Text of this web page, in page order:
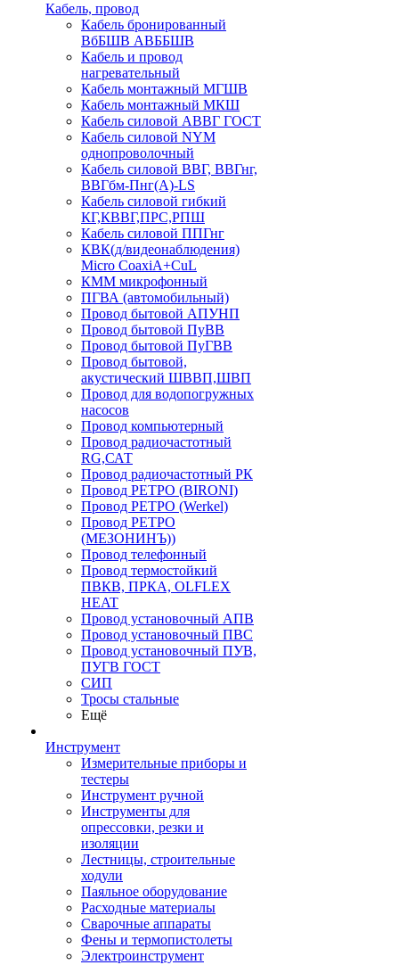
Кабель, провод
Кабель бронированный
ВбБШВ АВББШВ
Кабель и провод
нагревательный
Кабель монтажный МГШВ
Кабель монтажный МКШ
Кабель силовой АВВГ ГОСТ
Кабель силовой NYM
однопроволочный
Кабель силовой ВВГ, ВВГнг,
ВВГбм-Пнг(А)-LS
Кабель силовой гибкий
КГ,КВВГ,ПРС,РПШ
Кабель силовой ППГнг
КВК(д/видеонаблюдения)
Micro CoaxiA+CuL
КММ микрофонный
ПГВА (автомобильный)
Провод бытовой АПУНП
Провод бытовой ПуВВ
Провод бытовой ПуГВВ
Провод бытовой,
акустический ШВВП,ШВП
Провод для водопогружных
насосов
Провод компьютерный
Провод радиочастотный
RG,САТ
Провод радиочастотный РК
Провод РЕТРО (BIRONI)
Провод РЕТРО (Werkel)
Провод РЕТРО
(МЕЗОНИНЪ))
Провод телефонный
Провод термостойкий
ПВКВ, ПРКА, OLFLEX
HEAT
Провод установочный АПВ
Провод установочный ПВС
Провод установочный ПУВ,
ПУГВ ГОСТ
СИП
Тросы стальные
Ещё
Инструмент
Измерительные приборы и
тестеры
Инструмент ручной
Инструменты для
опрессовки, резки и
изоляции
Лестницы, строительные
ходули
Паяльное оборудование
Расходные материалы
Сварочные аппараты
Фены и термопистолеты
Электроинструмент